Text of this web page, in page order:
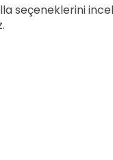
seçeneklerini